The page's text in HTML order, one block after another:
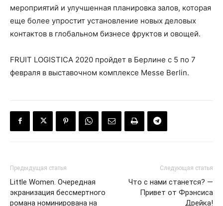
мероприятий и улучшенная планировка залов, которая
еще более упростит установление новых деловых
контактов в глобальном бизнесе фруктов и овощей.
FRUIT LOGISTICA 2020 пройдет в Берлине с 5 по 7
февраля в выставочном комплексе Messe Berlin.
Предыдущая статья
Little Women. Очередная
экранизация бессмертного
романа номинирована на
Следующая статья
Что с нами станется? —
Привет от Фрэнсиса
Дрейка!